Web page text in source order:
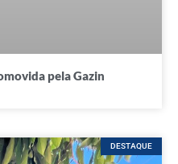
pela Gazin
DESTAQUE